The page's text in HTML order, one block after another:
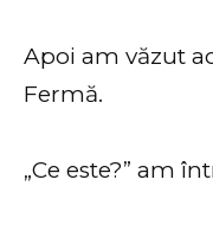
Apoi am văzut
Fermă.
„Ce este?” am